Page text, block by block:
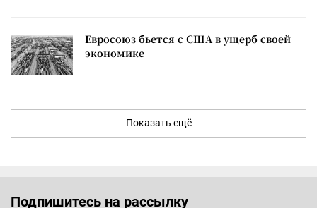
Евросоюз бьется с США в ущерб своей
экономике
Показать ещё
Подпишитесь на рассылку